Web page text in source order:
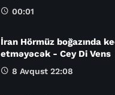
00:01
İran Hörmüz boğazında
etməyəcək - Cey Di Vens
8 Avqust 22:08